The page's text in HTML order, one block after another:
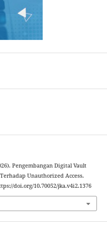
Pengembangan Digital Vault
Unauthorized Access.
doi.org/10.70052/jka.v4i2.1376